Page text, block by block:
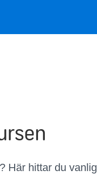
Här hittar du